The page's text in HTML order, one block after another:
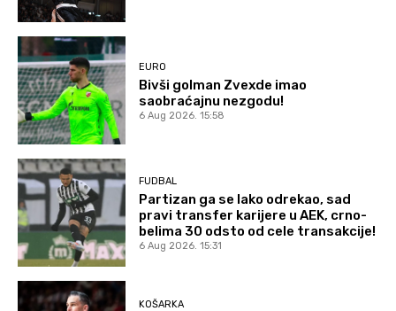
EURO
Bivši golman Zvexde imao
saobraćajnu nezgodu!
6 Aug 2026. 15:58
FUDBAL
Partizan ga se lako odrekao, sad
pravi transfer karijere u AEK, crno-
belima 30 odsto od cele transakcije!
6 Aug 2026. 15:31
KOŠARKA